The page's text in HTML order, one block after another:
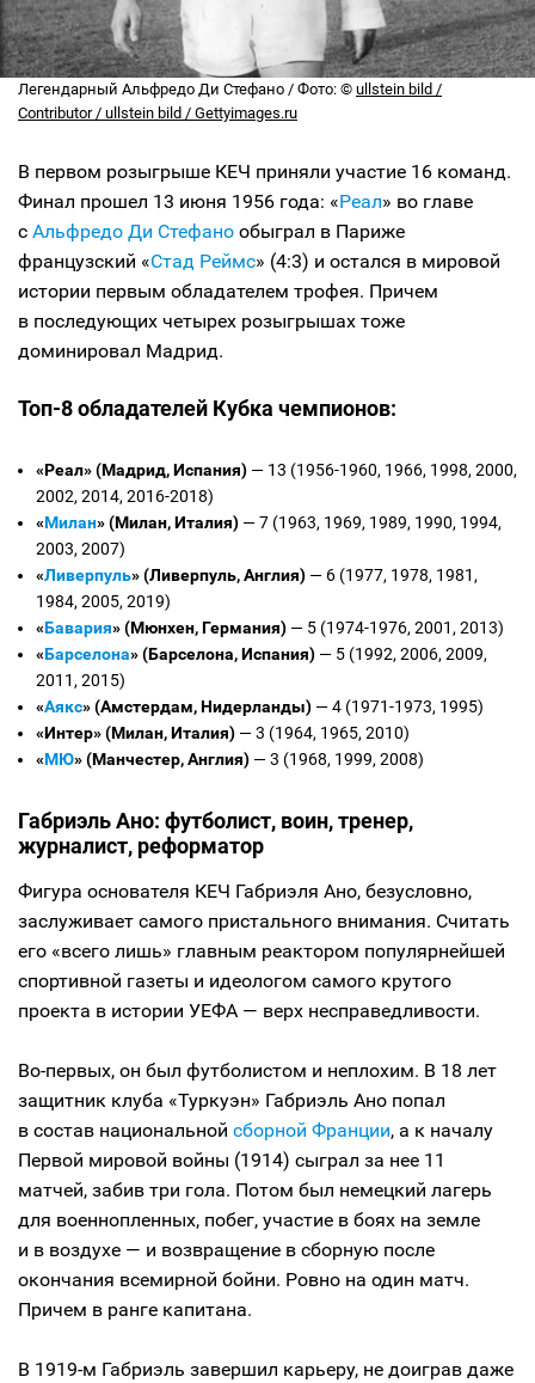
Легендарный Альфредо Ди Стефано / Фото: © ullstein bild /
Contributor / ullstein bild / Gettyimages.ru
В первом розыгрыше КЕЧ приняли участие 16 команд.
Финал прошел 13 июня 1956 года: «Реал» во главе
с Альфредо Ди Стефано обыграл в Париже
французский «Стад Реймс» (4:3) и остался в мировой
истории первым обладателем трофея. Причем
в последующих четырех розыгрышах тоже
доминировал Мадрид.
Топ-8 обладателей Кубка чемпионов:
«Реал» (Мадрид, Испания) — 13 (1956-1960, 1966, 1998, 2000,
2002, 2014, 2016-2018)
«Милан» (Милан, Италия) — 7 (1963, 1969, 1989, 1990, 1994,
2003, 2007)
«Ливерпуль» (Ливерпуль, Англия) — 6 (1977, 1978, 1981,
1984, 2005, 2019)
«Бавария» (Мюнхен, Германия) — 5 (1974-1976, 2001, 2013)
«Барселона» (Барселона, Испания) — 5 (1992, 2006, 2009,
2011, 2015)
«Аякс» (Амстердам, Нидерланды) — 4 (1971-1973, 1995)
«Интер» (Милан, Италия) — 3 (1964, 1965, 2010)
«МЮ» (Манчестер, Англия) — 3 (1968, 1999, 2008)
Габриэль Ано: футболист, воин, тренер,
журналист, реформатор
Фигура основателя КЕЧ Габриэля Ано, безусловно,
заслуживает самого пристального внимания. Считать
его «всего лишь» главным реактором популярнейшей
спортивной газеты и идеологом самого крутого
проекта в истории УЕФА — верх несправедливости.
Во-первых, он был футболистом и неплохим. В 18 лет
защитник клуба «Туркуэн» Габриэль Ано попал
в состав национальной сборной Франции, а к началу
Первой мировой войны (1914) сыграл за нее 11
матчей, забив три гола. Потом был немецкий лагерь
для военнопленных, побег, участие в боях на земле
и в воздухе — и возвращение в сборную после
окончания всемирной бойни. Ровно на один матч.
Причем в ранге капитана.
В 1919-м Габриэль завершил карьеру, не доиграв даже